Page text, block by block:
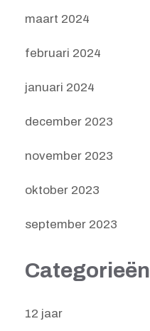
maart 2024
februari 2024
januari 2024
december 2023
november 2023
oktober 2023
september 2023
Categorieën
12 jaar